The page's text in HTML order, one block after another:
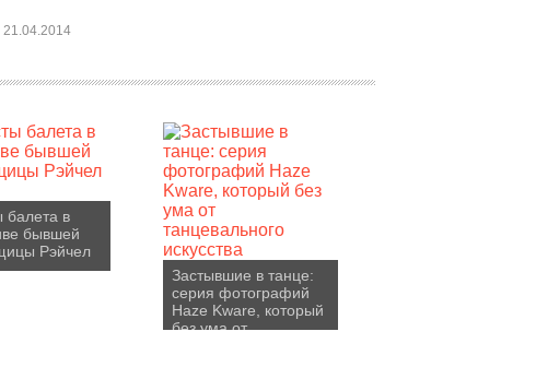
21.04.2014
балета в
бывшей
Рэйчел
Застывшие в танце:
серия фотографий
Haze Kware, который
без ума от